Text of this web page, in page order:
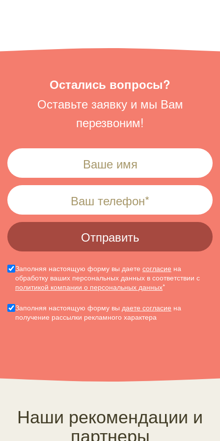
Остались вопросы?
Оставьте заявку и мы Вам
перезвоним!
Заполняя настоящую форму вы даете согласие на
обработку ваших персональных данных в соответствии с
политикой компании о персональных данных*
Заполняя настоящую форму вы даете согласие на
получение рассылки рекламного характера
Наши рекомендации и
партнеры